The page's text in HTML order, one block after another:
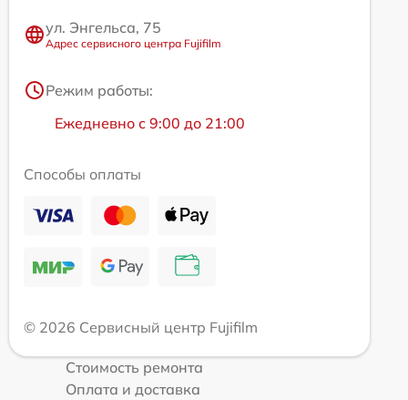
ул. Энгельса, 75
Адрес сервисного центра Fujifilm
Режим работы:
Ежедневно с 9:00 до 21:00
Способы оплаты
© 2026 Сервисный центр Fujifilm
Стоимость ремонта
Оплата и доставка